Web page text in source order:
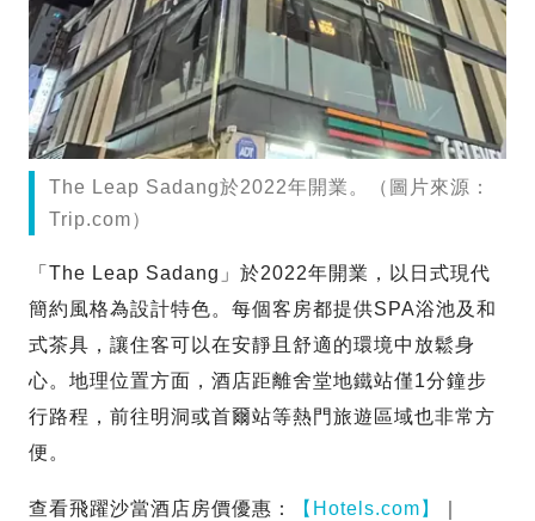
The Leap Sadang於2022年開業。（圖片來源：
Trip.com）
「The Leap Sadang」於2022年開業，以日式現代
簡約風格為設計特色。每個客房都提供SPA浴池及和
式茶具，讓住客可以在安靜且舒適的環境中放鬆身
心。地理位置方面，酒店距離舍堂地鐵站僅1分鐘步
行路程，前往明洞或首爾站等熱門旅遊區域也非常方
便。
查看飛躍沙當酒店房價優惠： 【Hotels.com】